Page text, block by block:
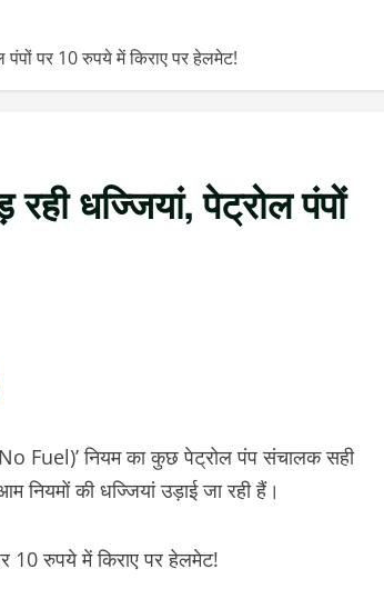
पर 10 रुपये में किराए पर हेलमेट!
धज्जियां, पेट्रोल पंपों
Fuel)’ नियम का कुछ पेट्रोल पंप संचालक सही
की धज्जियां उड़ाई जा रही हैं।